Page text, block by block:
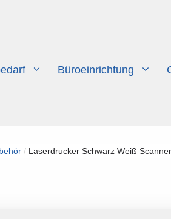
Büroeinrichtung
/ Laserdrucker Schwarz Weiß